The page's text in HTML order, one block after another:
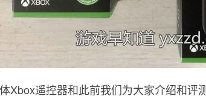
Xbox遥控器和此前我们为大家介绍和评